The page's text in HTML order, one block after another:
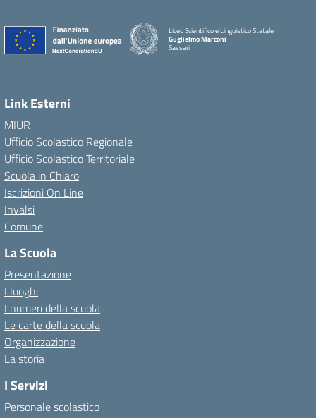
Liceo Scientifico e Linguistico Statale
Guglielmo Marconi
Sassari
Link Esterni
MIUR
Ufficio Scolastico Regionale
Ufficio Scolastico Territoriale
Scuola in Chiaro
Iscrizioni On Line
Invalsi
Comune
La Scuola
Presentazione
I luoghi
I numeri della scuola
Le carte della scuola
Organizzazione
La storia
I Servizi
Personale scolastico